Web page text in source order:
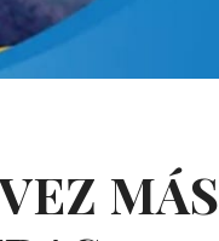
MÁS